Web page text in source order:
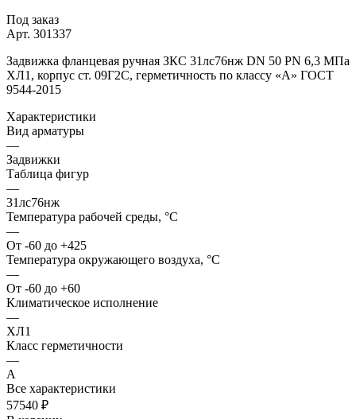
Под заказ
Арт. 301337
Задвижка фланцевая ручная ЗКС 31лс76нж DN 50 PN 6,3 МПа
ХЛ1, корпус ст. 09Г2С, герметичность по классу «A» ГОСТ
9544-2015
Характеристики
Вид арматуры
—
Задвижки
Таблица фигур
—
31лс76нж
Температура рабочей среды, °С
—
От -60 до +425
Температура окружающего воздуха, °С
—
От -60 до +60
Климатическое исполнение
—
ХЛ1
Класс герметичности
—
А
Все характеристики
57540 ₽